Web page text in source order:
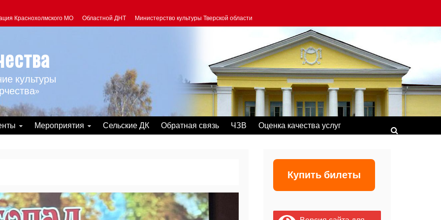
Краснохолмского МО Областной ДНТ Министерство культуры Тверской области
культуры
Мероприятия Сельские ДК Обратная связь ЧЗВ Оценка качества услуг
Купить билеты